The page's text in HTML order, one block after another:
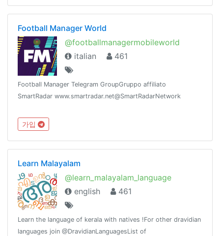
Bhagvatam!
Football Manager World
@footballmanagermobileworld
italian
461
Football Manager Telegram GroupGruppo affiliato
SmartRadar www.smartradar.net@SmartRadarNetwork
가입
Learn Malayalam
@learn_malayalam_language
english
461
Learn the language of kerala with natives !For other dravidian
languages join @DravidianLanguagesList of